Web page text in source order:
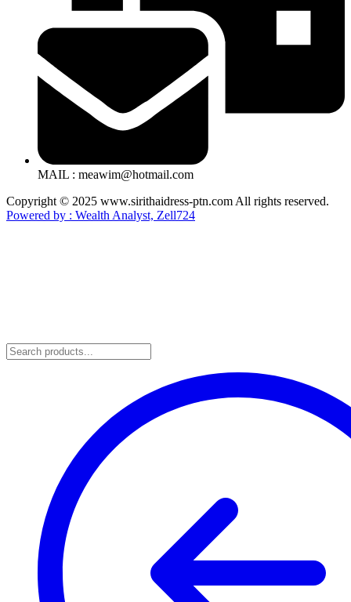
MAIL : meawim@hotmail.com
Copyright © 2025 www.sirithaidress-ptn.com All rights reserved.
Powered by : Wealth Analyst, Zell724